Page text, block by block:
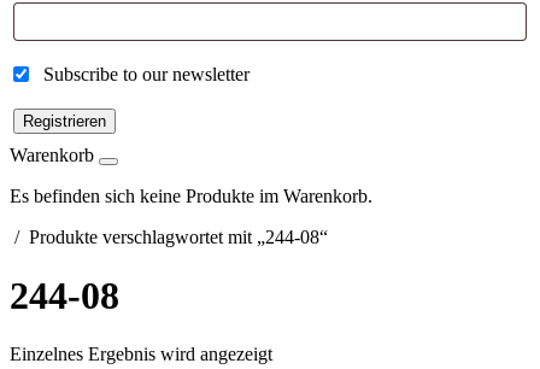
Subscribe to our newsletter
Registrieren
Warenkorb
Es befinden sich keine Produkte im Warenkorb.
/ Produkte verschlagwortet mit „244-08“
244-08
Einzelnes Ergebnis wird angezeigt